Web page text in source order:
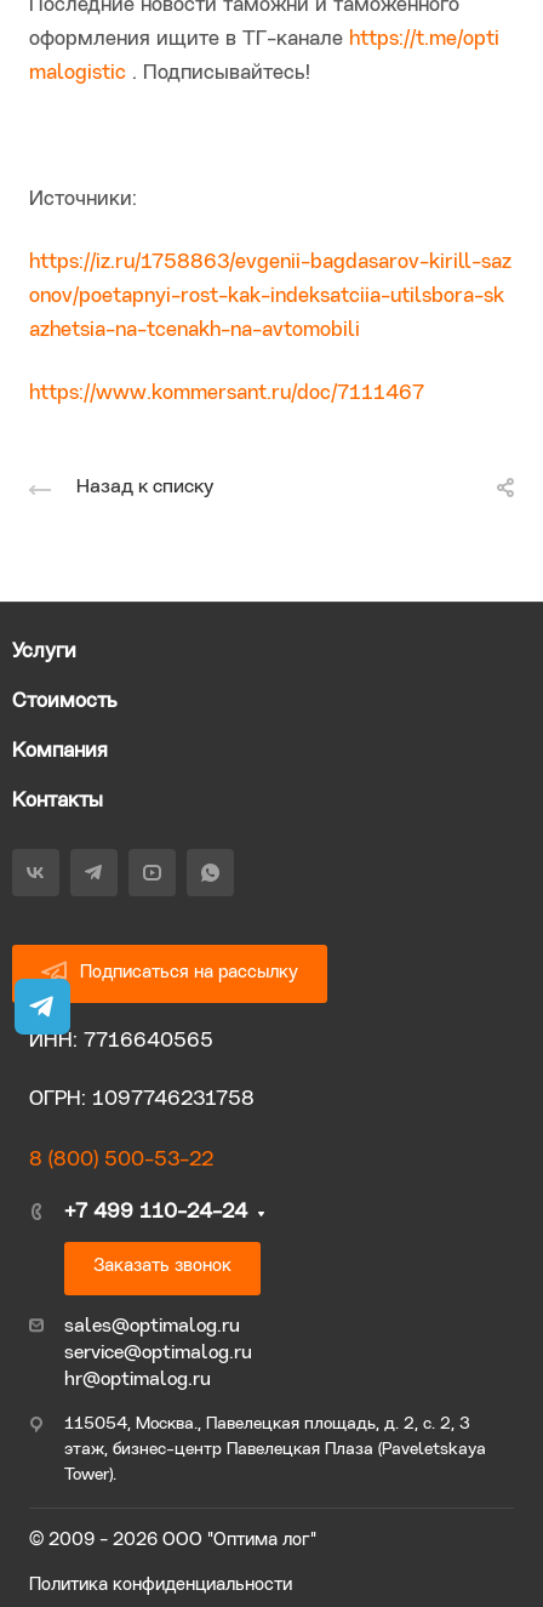
Последние новости таможни и таможенного
оформления ищите в ТГ-канале https://t.me/opti
malogistic . Подписывайтесь!
Источники:
https://iz.ru/1758863/evgenii-bagdasarov-kirill-saz
onov/poetapnyi-rost-kak-indeksatciia-utilsbora-sk
azhetsia-na-tcenakh-na-avtomobili
https://www.kommersant.ru/doc/7111467
Назад к списку
Услуги
Стоимость
Компания
Контакты
Подписаться на рассылку
ИНН: 7716640565
ОГРН: 1097746231758
8 (800) 500-53-22
+7 499 110-24-24
Заказать звонок
sales@optimalog.ru
service@optimalog.ru
hr@optimalog.ru
115054, Москва., Павелецкая площадь, д. 2, с. 2, 3
этаж, бизнес-центр Павелецкая Плаза (Paveletskaya
Tower).
© 2009 - 2026 ООО "Оптима лог"
Политика конфиденциальности